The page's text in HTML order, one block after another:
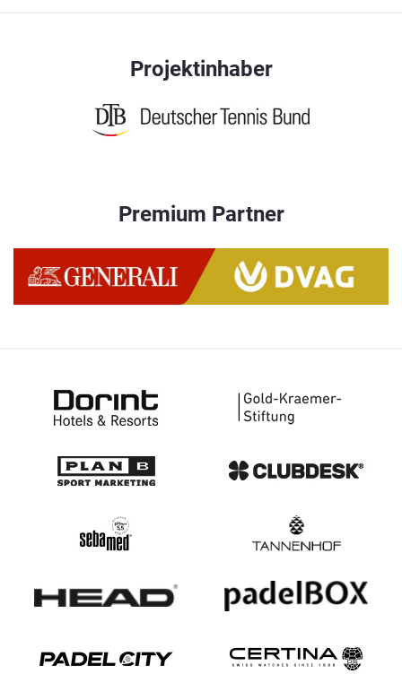
Projektinhaber
Premium Partner